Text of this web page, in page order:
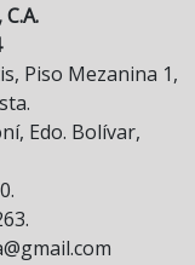
Piso Mezanina 1,
Edo. Bolívar,